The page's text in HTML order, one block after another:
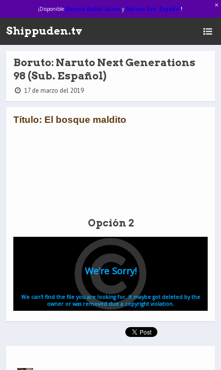
¡Disponible Naruto Audio Latinoy Naruto Sub. Español!
Shippuden.tv
Boruto: Naruto Next Generations
98 (Sub. Español)
17 de marzo del 2019
Título: El bosque maldito
Opción 2